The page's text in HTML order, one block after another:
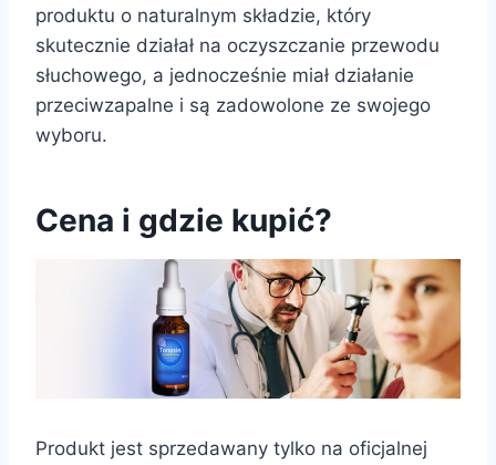
produktu o naturalnym składzie, który
skutecznie działał na oczyszczanie przewodu
słuchowego, a jednocześnie miał działanie
przeciwzapalne i są zadowolone ze swojego
wyboru.
Cena i gdzie kupić?
Produkt jest sprzedawany tylko na oficjalnej